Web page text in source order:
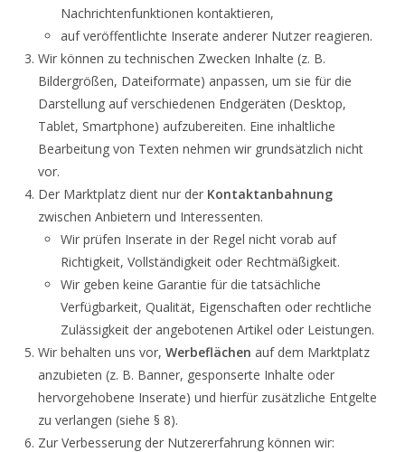
Nachrichtenfunktionen kontaktieren,
auf veröffentlichte Inserate anderer Nutzer reagieren.
Wir können zu technischen Zwecken Inhalte (z. B.
Bildergrößen, Dateiformate) anpassen, um sie für die
Darstellung auf verschiedenen Endgeräten (Desktop,
Tablet, Smartphone) aufzubereiten. Eine inhaltliche
Bearbeitung von Texten nehmen wir grundsätzlich nicht
vor.
Der Marktplatz dient nur der Kontaktanbahnung
zwischen Anbietern und Interessenten.
Wir prüfen Inserate in der Regel nicht vorab auf
Richtigkeit, Vollständigkeit oder Rechtmäßigkeit.
Wir geben keine Garantie für die tatsächliche
Verfügbarkeit, Qualität, Eigenschaften oder rechtliche
Zulässigkeit der angebotenen Artikel oder Leistungen.
Wir behalten uns vor,Werbeflächen auf dem Marktplatz
anzubieten (z. B. Banner, gesponserte Inhalte oder
hervorgehobene Inserate) und hierfür zusätzliche Entgelte
zu verlangen (siehe § 8).
Zur Verbesserung der Nutzererfahrung können wir: